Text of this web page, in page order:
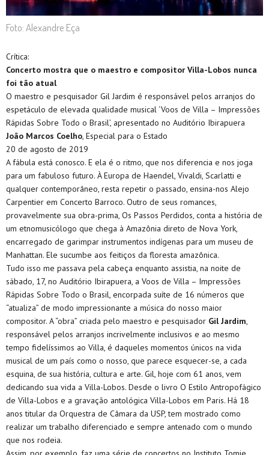
Foto: Alexandre Eça
Crítica:
Concerto mostra que o maestro e compositor Villa-Lobos nunca
foi tão atual
O maestro e pesquisador Gil Jardim é responsável pelos arranjos do
espetáculo de elevada qualidade musical ‘Voos de Villa – Impressões
Rápidas Sobre Todo o Brasil’, apresentado no Auditório Ibirapuera
João Marcos Coelho, Especial para o Estado
20 de agosto de 2019
A fábula está conosco. E ela é o ritmo, que nos diferencia e nos joga
para um fabuloso futuro. À Europa de Haendel, Vivaldi, Scarlatti e
qualquer contemporâneo, resta repetir o passado, ensina-nos Alejo
Carpentier em Concerto Barroco. Outro de seus romances,
provavelmente sua obra-prima, Os Passos Perdidos, conta a história de
um etnomusicólogo que chega à Amazônia direto de Nova York,
encarregado de garimpar instrumentos indígenas para um museu de
Manhattan. Ele sucumbe aos feitiços da floresta amazônica.
Tudo isso me passava pela cabeça enquanto assistia, na noite de
sábado, 17, no Auditório Ibirapuera, a Voos de Villa – Impressões
Rápidas Sobre Todo o Brasil, encorpada suíte de 16 números que
“atualiza” de modo impressionante a música do nosso maior
compositor. A “obra” criada pelo maestro e pesquisador Gil Jardim,
responsável pelos arranjos incrivelmente inclusivos e ao mesmo
tempo fidelíssimos ao Villa, é daqueles momentos únicos na vida
musical de um país como o nosso, que parece esquecer-se, a cada
esquina, de sua história, cultura e arte. Gil, hoje com 61 anos, vem
dedicando sua vida a Villa-Lobos. Desde o livro O Estilo Antropofágico
de Villa-Lobos e a gravação antológica Villa-Lobos em Paris. Há 18
anos titular da Orquestra de Câmara da USP, tem mostrado como
realizar um trabalho diferenciado e sempre antenado com o mundo
que nos rodeia.